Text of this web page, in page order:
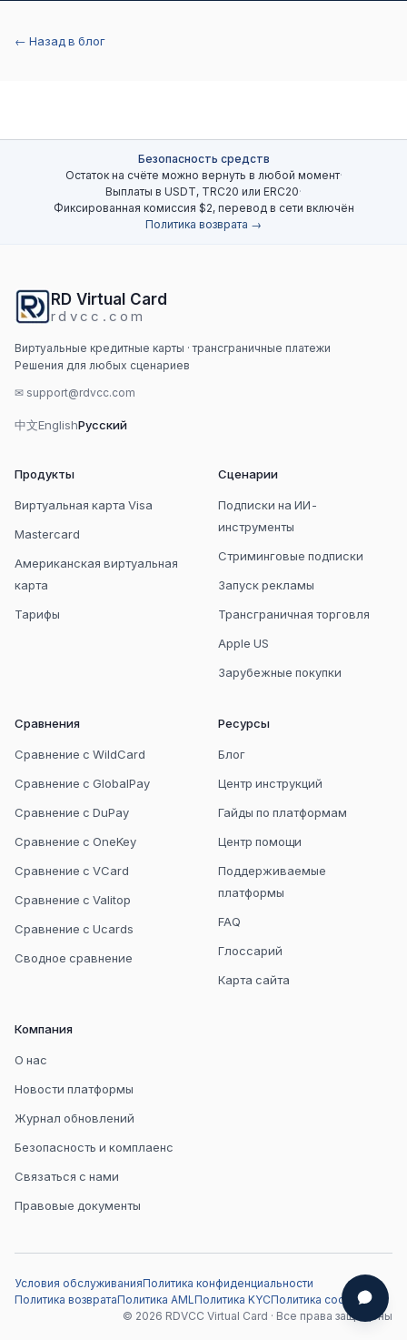
← Назад в блог
Безопасность средств
Остаток на счёте можно вернуть в любой момент·
Выплаты в USDT, TRC20 или ERC20·
Фиксированная комиссия $2, перевод в сети включён
Политика возврата →
RD Virtual Card
rdvcc.com
Виртуальные кредитные карты · трансграничные платежи
Решения для любых сценариев
✉ support@rdvcc.com
中文EnglishРусский
Продукты
Виртуальная карта Visa
Mastercard
Американская виртуальная
карта
Тарифы
Сценарии
Подписки на ИИ-
инструменты
Стриминговые подписки
Запуск рекламы
Трансграничная торговля
Apple US
Зарубежные покупки
Сравнения
Сравнение с WildCard
Сравнение с GlobalPay
Сравнение с DuPay
Сравнение с OneKey
Сравнение с VCard
Сравнение с Valitop
Сравнение с Ucards
Сводное сравнение
Ресурсы
Блог
Центр инструкций
Гайды по платформам
Центр помощи
Поддерживаемые
платформы
FAQ
Глоссарий
Карта сайта
Компания
О нас
Новости платформы
Журнал обновлений
Безопасность и комплаенс
Связаться с нами
Правовые документы
Условия обслуживанияПолитика конфиденциальности
Политика возвратаПолитика AMLПолитика KYCПолитика cookie
© 2026 RDVCC Virtual Card · Все права защищены